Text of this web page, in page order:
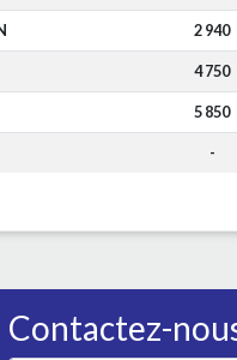
2 940
4 750
5 850
-
Contactez-